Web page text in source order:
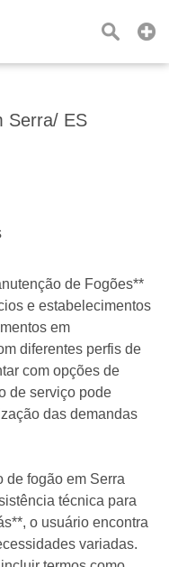
Serra/ ES
de Fogões**
e estabelecimentos
em
diferentes perfis de
com opções de
de serviço pode
das demandas
fogão em Serra
técnica para
o usuário encontra
variadas.